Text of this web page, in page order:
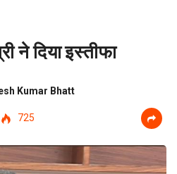
ने दिया इस्तीफा
Kumar Bhatt
725